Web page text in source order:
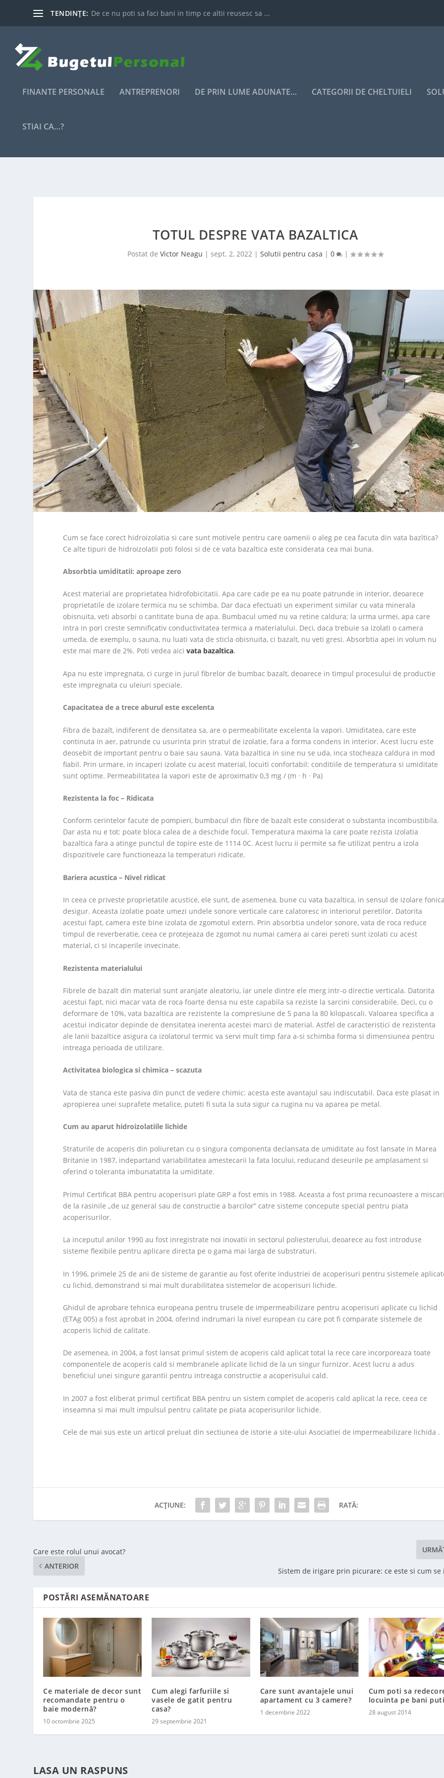
TENDINȚE: De ce nu poti sa faci bani in timp ce altii reusesc sa ...
FINANTE PERSONALE ANTREPRENORI DE PRIN LUME ADUNATE… CATEGORII DE CHELTUIELI
STIAI CA…?
TOTUL DESPRE VATA BAZALTICA
Postat de Victor Neagu | sept. 2, 2022| Solutii pentru casa | 0 |
Cum se face corect hidroizolatia si care sunt motivele pentru care oamenii o aleg pe cea facuta din vata bazltica?
Ce alte tipuri de hidroizolatii poti folosi si de ce vata bazaltica este considerata cea mai buna.
Absorbtia umiditatii: aproape zero
Acest material are proprietatea hidrofobicitatii. Apa care cade pe ea nu poate patrunde in interior, deoarece
proprietatile de izolare termica nu se schimba. Dar daca efectuati un experiment similar cu vata minerala
obisnuita, veti absorbi o cantitate buna de apa. Bumbacul umed nu va retine caldura; la urma urmei, apa care
intra in pori creste semnificativ conductivitatea termica a materialului. Deci, daca trebuie sa izolati o camera
umeda, de exemplu, o sauna, nu luati vata de sticla obisnuita, ci bazalt, nu veti gresi. Absorbtia apei in volum nu
este mai mare de 2%. Poti vedea aicivata bazaltica.
Apa nu este impregnata, ci curge in jurul fibrelor de bumbac bazalt, deoarece in timpul procesului de productie
este impregnata cu uleiuri speciale.
Capacitatea de a trece aburul este excelenta
Fibra de bazalt, indiferent de densitatea sa, are o permeabilitate excelenta la vapori. Umiditatea, care este
continuta in aer, patrunde cu usurinta prin stratul de izolatie, fara a forma condens in interior. Acest lucru este
deosebit de important pentru o baie sau sauna. Vata bazaltica in sine nu se uda, inca stocheaza caldura in mod
fiabil. Prin urmare, in incaperi izolate cu acest material, locuiti confortabil: conditiile de temperatura si umiditate
sunt optime. Permeabilitatea la vapori este de aproximativ 0,3 mg / (m · h · Pa)
Rezistenta la foc – Ridicata
Conform cerintelor facute de pompieri, bumbacul din fibre de bazalt este considerat o substanta incombustibila.
Dar asta nu e tot: poate bloca calea de a deschide focul. Temperatura maxima la care poate rezista izolatia
bazaltica fara a atinge punctul de topire este de 11140C. Acest lucru ii permite sa fie utilizat pentru a izola
dispozitivele care functioneaza la temperaturi ridicate.
Bariera acustica – Nivel ridicat
In ceea ce priveste proprietatile acustice, ele sunt, de asemenea, bune cu vata bazaltica, in sensul de izolare
desigur. Aceasta izolatie poate umezi undele sonore verticale care calatoresc in interiorul peretilor. Datorita
acestui fapt, camera este bine izolata de zgomotul extern. Prin absorbtia undelor sonore, vata de roca reduce
timpul de reverberatie, ceea ce protejeaza de zgomot nu numai camera ai carei pereti sunt izolati cu acest
material, ci si incaperile invecinate.
Rezistenta materialului
Fibrele de bazalt din material sunt aranjate aleatoriu, iar unele dintre ele merg intr-o directie verticala. Datorita
acestui fapt, nici macar vata de roca foarte densa nu este capabila sa reziste la sarcini considerabile. Deci, cu o
deformare de 10%, vata bazaltica are rezistente la compresiune de 5 pana la 80 kilopascali. Valoarea specifica a
acestui indicator depinde de densitatea inerenta acestei marci de material. Astfel de caracteristici de rezistenta
ale lanii bazaltice asigura ca izolatorul termic va servi mult timp fara a-si schimba forma si dimensiunea pentru
intreaga perioada de utilizare.
Activitatea biologica si chimica – scazuta
Vata de stanca este pasiva din punct de vedere chimic: acesta este avantajul sau indiscutabil. Daca este plasat in
apropierea unei suprafete metalice, puteti fi suta la suta sigur ca rugina nu va aparea pe metal.
Cum au aparut hidroizolatiile lichide
Straturile de acoperis din poliuretan cu o singura componenta declansata de umiditate au fost lansate in Marea
Britanie in 1987, indepartand variabilitatea amestecarii la fata locului, reducand deseurile pe amplasament si
oferind o toleranta imbunatatita la umiditate.
Primul Certificat BBA pentru acoperisuri plate GRP a fost emis in 1988. Aceasta a fost prima recunoastere a
de la rasinile „de uz general sau de constructie a barcilor” catre sisteme concepute special pentru piata
acoperisurilor.
La inceputul anilor 1990 au fost inregistrate noi inovatii in sectorul poliesterului, deoarece au fost introduse
sisteme flexibile pentru aplicare directa pe o gama mai larga de substraturi.
In 1996, primele 25 de ani de sisteme de garantie au fost oferite industriei de acoperisuri pentru sistemele
cu lichid, demonstrand si mai mult durabilitatea sistemelor de acoperisuri lichide.
Ghidul de aprobare tehnica europeana pentru trusele de impermeabilizare pentru acoperisuri aplicate cu lichid
(ETAg 005) a fost aprobat in 2004, oferind indrumari la nivel european cu care pot fi comparate sistemele de
acoperis lichid de calitate.
De asemenea, in 2004, a fost lansat primul sistem de acoperis cald aplicat total la rece care incorporeaza toate
componentele de acoperis cald si membranele aplicate lichid de la un singur furnizor. Acest lucru a adus
beneficiul unei singure garantii pentru intreaga constructie a acoperisului cald.
In 2007 a fost eliberat primul certificat BBA pentru un sistem complet de acoperis cald aplicat la rece, ceea ce
inseamna si mai mult impulsul pentru calitate pe piata acoperisurilor lichide.
Cele de mai sus este un articol preluat din sectiunea de istorie a site-ului Asociatiei de impermeabilizare lichida .
ACȚIUNE: RATĂ:
Care este rolul unui avocat?
ANTERIOR
Sistem de irigare prin picurare: ce este si cum se
POSTĂRI ASEMĂNATOARE
Ce materiale de decor sunt
recomandate pentru o
baie modernă?
10 octombrie 2025
Cum alegi farfuriile si
vasele de gatit pentru
casa?
29 septembrie 2021
Care sunt avantajele unui
apartament cu 3 camere?
1 decembrie 2022
Cum poti sa
locuinta pe bani
28 august 2014
LASA UN RASPUNS